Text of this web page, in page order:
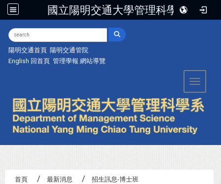
國立陽明交通大學管理科學系
陽明交通首頁 陽明交通管院
English 回首頁 管理學報 網站導覽
Toggle
首頁 最新消息 招生訊息-博士班